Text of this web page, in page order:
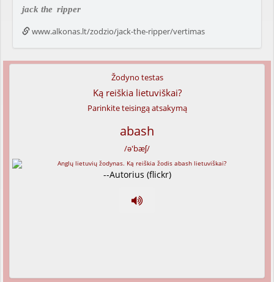
jack the ripper
www.alkonas.lt/zodzio/jack-the-ripper/vertimas
Žodyno testas
Ką reiškia lietuviškai?
Parinkite teisingą atsakymą
abash
/ə'bæʃ/
--Autorius (flickr)